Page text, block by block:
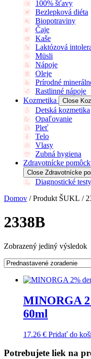
100% šťavy
Bezlepková diéta
Biopotraviny
Čaje
Kaše
Laktózová
Müsli
Nápoje
Oleje
Prírodné
Rastlinné nápoje
Kozmetika
Close
Detská kozmetika
Opaľovanie
Pleť
Telo
Vlasy
Zubná hygiena
Zdravotnícke
Close Zdravotnícke
Diagnostické testy
Domov / Produkt ŠUKL /
2338B
Zobrazený jediný výsledok
MINORGA
60ml
17.26 € Pridať do
Potrebujete liek na